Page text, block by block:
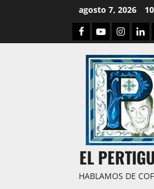
agosto 7, 2026
Facebook
Youtube
EL
HABLAMOS DE